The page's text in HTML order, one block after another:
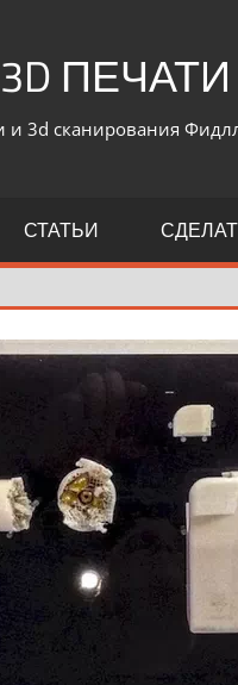
и 3d сканирования
СТАТЬИ